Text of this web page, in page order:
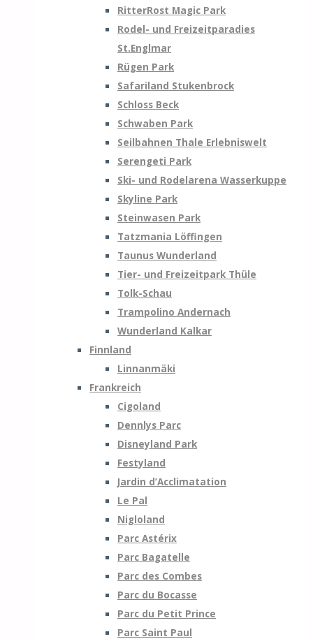
RitterRost Magic Park
Rodel- und Freizeitparadies
St.Englmar
Rügen Park
Safariland Stukenbrock
Schloss Beck
Schwaben Park
Seilbahnen Thale Erlebniswelt
Serengeti Park
Ski- und Rodelarena Wasserkuppe
Skyline Park
Steinwasen Park
Tatzmania Löffingen
Taunus Wunderland
Tier- und Freizeitpark Thüle
Tolk-Schau
Trampolino Andernach
Wunderland Kalkar
Finnland
Linnanmäki
Frankreich
Cigoland
Dennlys Parc
Disneyland Park
Festyland
Jardin d’Acclimatation
Le Pal
Nigloland
Parc Astérix
Parc Bagatelle
Parc des Combes
Parc du Bocasse
Parc du Petit Prince
Parc Saint Paul